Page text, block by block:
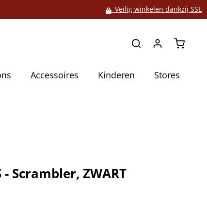
Veilig winkelen dankzij SSL
Accessoires Kinderen Stores
- Scrambler, ZWART